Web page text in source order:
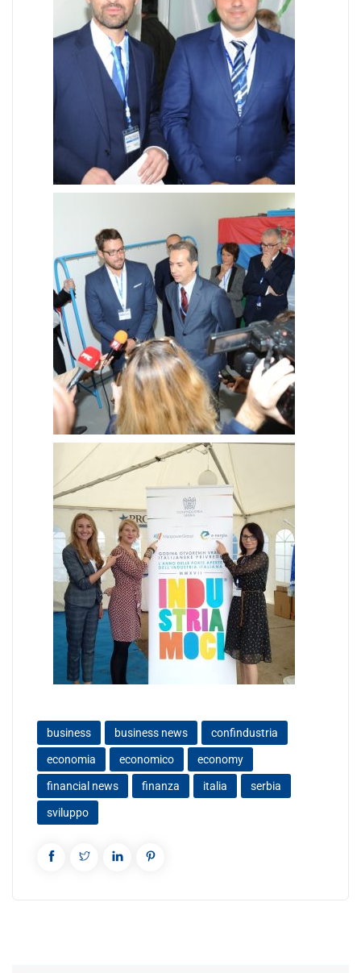
business business news confindustria
economia economico economy
financial news finanza italia serbia
sviluppo